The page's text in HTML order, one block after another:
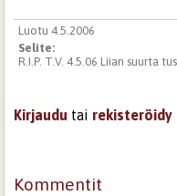
Luotu 4.5.2006
Selite:
R.I.P. T.V. 4.5.06 Liian suurta
Kirjaudu tai rekisteröidy
Kommentit